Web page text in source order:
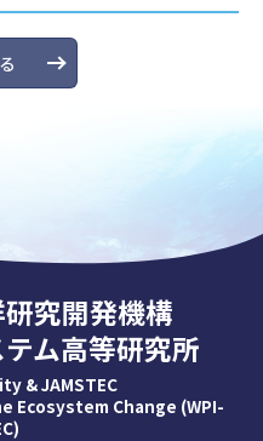
究開発機構
ム高等研究所
& JAMSTEC
Change (WPI-